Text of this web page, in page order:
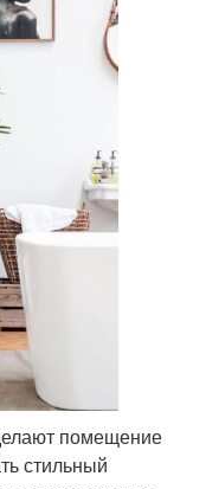
помещение
стильный